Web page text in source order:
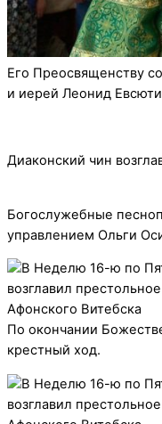
Его Преосвященству
и иерей Леонид
Диаконский чин
Богослужебные
управлением Ольги
По окончании
крестный ход.